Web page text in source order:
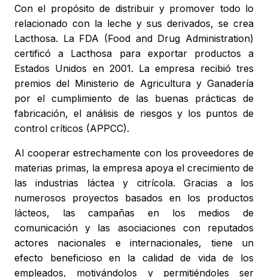
Con el propósito de distribuir y promover todo lo
relacionado con la leche y sus derivados, se crea
Lacthosa. La FDA (Food and Drug Administration)
certificó a Lacthosa para exportar productos a
Estados Unidos en 2001. La empresa recibió tres
premios del Ministerio de Agricultura y Ganadería
por el cumplimiento de las buenas prácticas de
fabricación, el análisis de riesgos y los puntos de
control críticos (APPCC).
Al cooperar estrechamente con los proveedores de
materias primas, la empresa apoya el crecimiento de
las industrias láctea y citrícola. Gracias a los
numerosos proyectos basados en los productos
lácteos, las campañas en los medios de
comunicación y las asociaciones con reputados
actores nacionales e internacionales, tiene un
efecto beneficioso en la calidad de vida de los
empleados, motivándolos y permitiéndoles ser